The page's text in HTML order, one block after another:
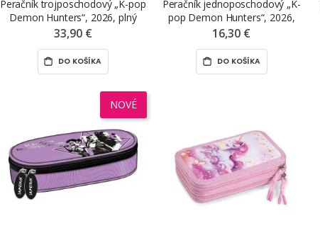
Peračník trojposchodový „K-pop
Demon Hunters“, 2026, plný
33,90 €
DO KOŠÍKA
Peračník jednoposchodový „K-
pop Demon Hunters“, 2026,
prázdny
16,30 €
DO KOŠÍKA
NOVÉ